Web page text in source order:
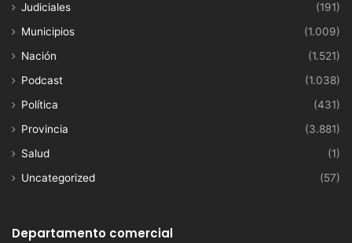
Judiciales
(191)
Municipios
(1.009)
Nación
(1.521)
Podcast
(1.038)
Política
(431)
Provincia
(3.881)
Salud
(1)
Uncategorized
(57)
Departamento comercial